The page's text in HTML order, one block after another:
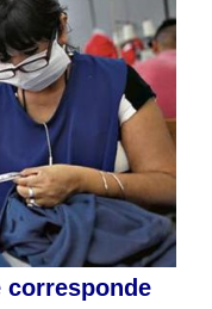
corresponde